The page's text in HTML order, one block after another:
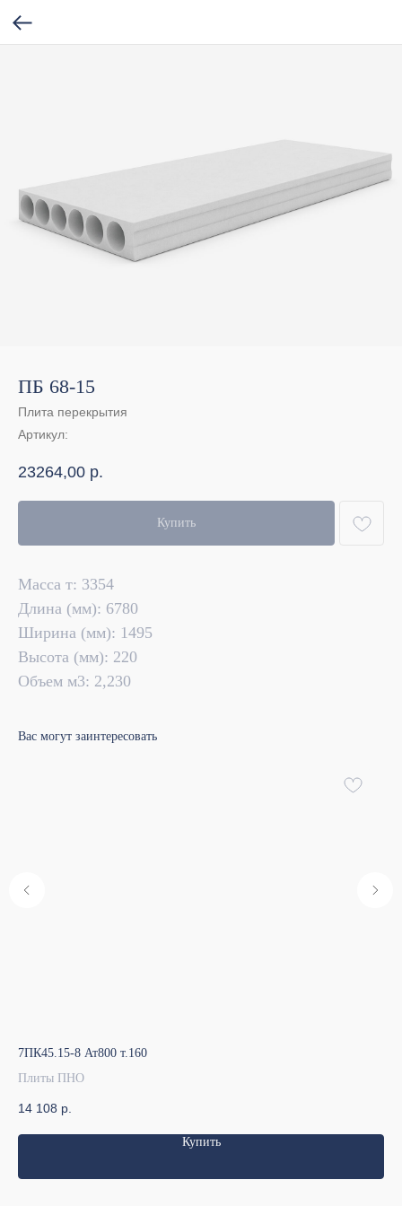
ПБ 68-15
Плита перекрытия
Артикул:
23264,00 р.
Купить
Масса т: 3354
Длина (мм): 6780
Ширина (мм): 1495
Высота (мм): 220
Объем м3: 2,230
Вас могут заинтересовать
7ПК45.15-8 Ат800 т.160
Плиты ПНО
14 108 р.
Купить